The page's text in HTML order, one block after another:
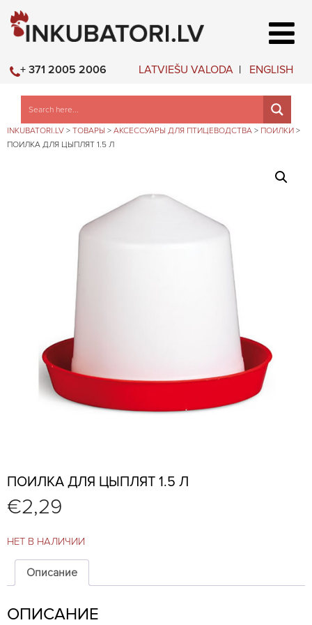
LATVIEŠU VALODA ENGLISH
+ 371 2005 2006
INKUBATORI.LV > ТОВАРЫ > АКСЕССУАРЫ ДЛЯ ПТИЦЕВОДСТВА > ПОИЛКИ >
ПОИЛКА ДЛЯ ЦЫПЛЯТ 1.5 Л
ПОИЛКА ДЛЯ ЦЫПЛЯТ 1.5 Л
€2,29
НЕТ В НАЛИЧИИ
Описание
ОПИСАНИЕ